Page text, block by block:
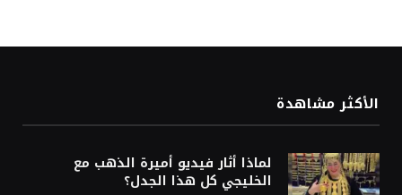
الأكثر مشاهدة
لماذا أثار فيديو أميرة الذهب مع
الخليجي كل هذا الجدل؟